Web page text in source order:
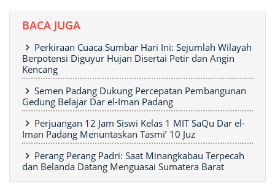
BACA JUGA
Perkiraan Cuaca Sumbar Hari Ini: Sejumlah Wilayah
Berpotensi Diguyur Hujan Disertai Petir dan Angin
Kencang
Semen Padang Dukung Percepatan Pembangunan
Gedung Belajar Dar el-Iman Padang
Perjuangan 12 Jam Siswi Kelas 1 MIT SaQu Dar el-
Iman Padang Menuntaskan Tasmi’ 10 Juz
Perang Perang Padri: Saat Minangkabau Terpecah
dan Belanda Datang Menguasai Sumatera Barat